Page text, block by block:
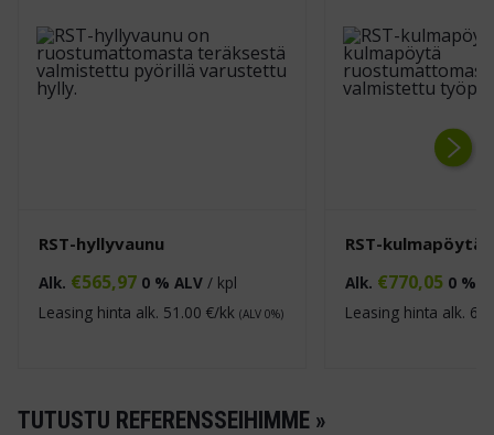
RST-hyllyvaunu
Alk. €565,97 0 % ALV / kpl
Leasing hinta alk. 51.00 €/kk (ALV 0%)
RST-kulmapöytä
Alk. €770,05 0 %
Leasing hinta alk.
TUTUSTU REFERENSSEIHIMME »